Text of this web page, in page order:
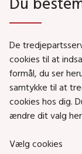
Social- og
Job i Social- og
Puljer og tilskud
Nyhedsbreve
Social- og
De
cookies til at
formål, du ser
samtykke til at
cookies hos dig.
ændre dit valg
Vælg cookies